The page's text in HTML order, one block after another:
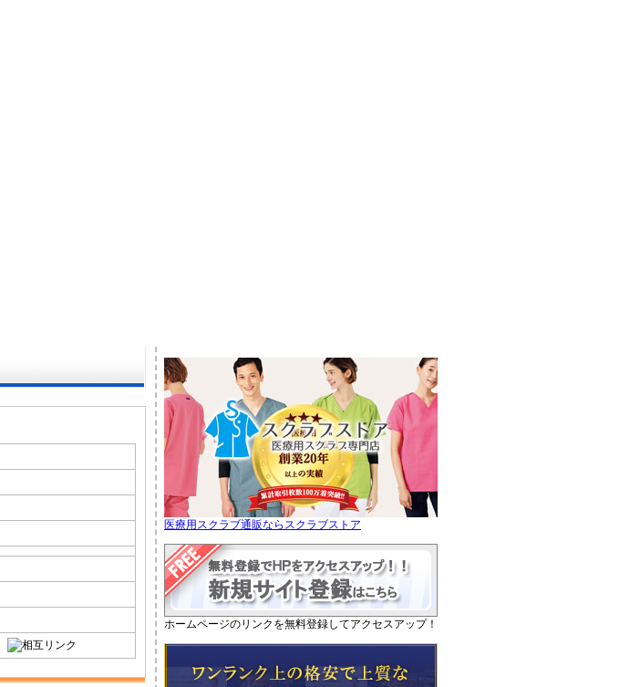
医療用スクラブ通販ならスクラブストア
ホームページのリンクを無料登録してアクセスアップ！